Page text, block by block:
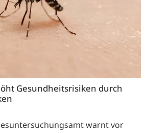
Gesundheitsrisiken durch
warnt vor